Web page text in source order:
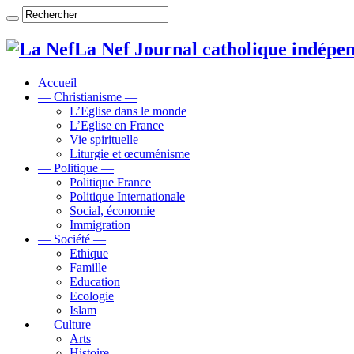
La Nef Journal catholique
Accueil
— Christianisme —
L’Eglise dans le monde
L’Eglise en France
Vie spirituelle
Liturgie et œcuménisme
— Politique —
Politique France
Politique Internationale
Social, économie
Immigration
— Société —
Ethique
Famille
Education
Ecologie
Islam
— Culture —
Arts